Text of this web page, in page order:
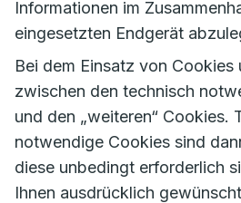
Informationen im
eingesetzten Endgerät
Bei dem Einsatz von Cookies
zwischen den technisch
und den „weiteren“ Cookies.
notwendige Cookies sind
diese unbedingt erforderlich
Ihnen ausdrücklich